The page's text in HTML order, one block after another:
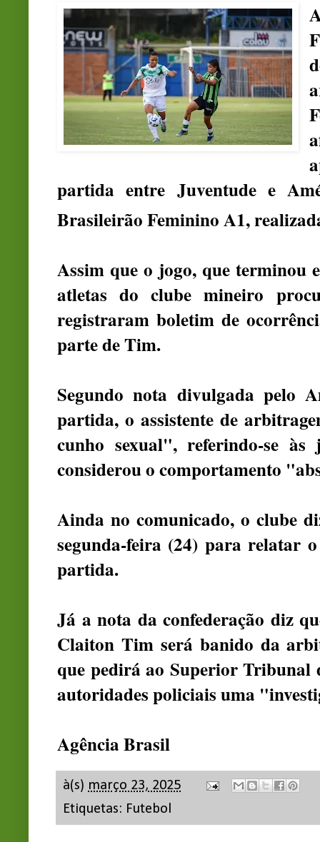
partida entre Juventude e
Brasileirão Feminino A1,
Assim que o jogo, que terminou
atletas do clube mineiro
registraram boletim de
parte de Tim.
Segundo nota divulgada pelo
partida, o assistente de
cunho sexual", referindo-se
considerou o comportamento
Ainda no comunicado, o clube
segunda-feira (24) para relatar
partida.
Já a nota da confederação diz
Claiton Tim será banido da
que pedirá ao Superior Tribunal
autoridades policiais uma
Agência Brasil
à(s) março 23, 2025
Etiquetas: Futebol